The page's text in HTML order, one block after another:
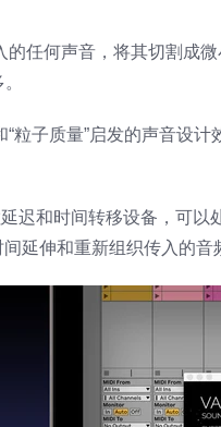
任何声音，将其切割成
粒子质量”启发的声音设
迟和时间转移设备，可
延伸和重新组织传入的音